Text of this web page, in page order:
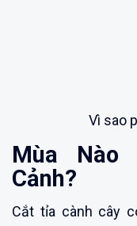
Vì sao
Mùa Nào
Cảnh?
Cắt tỉa cành cây